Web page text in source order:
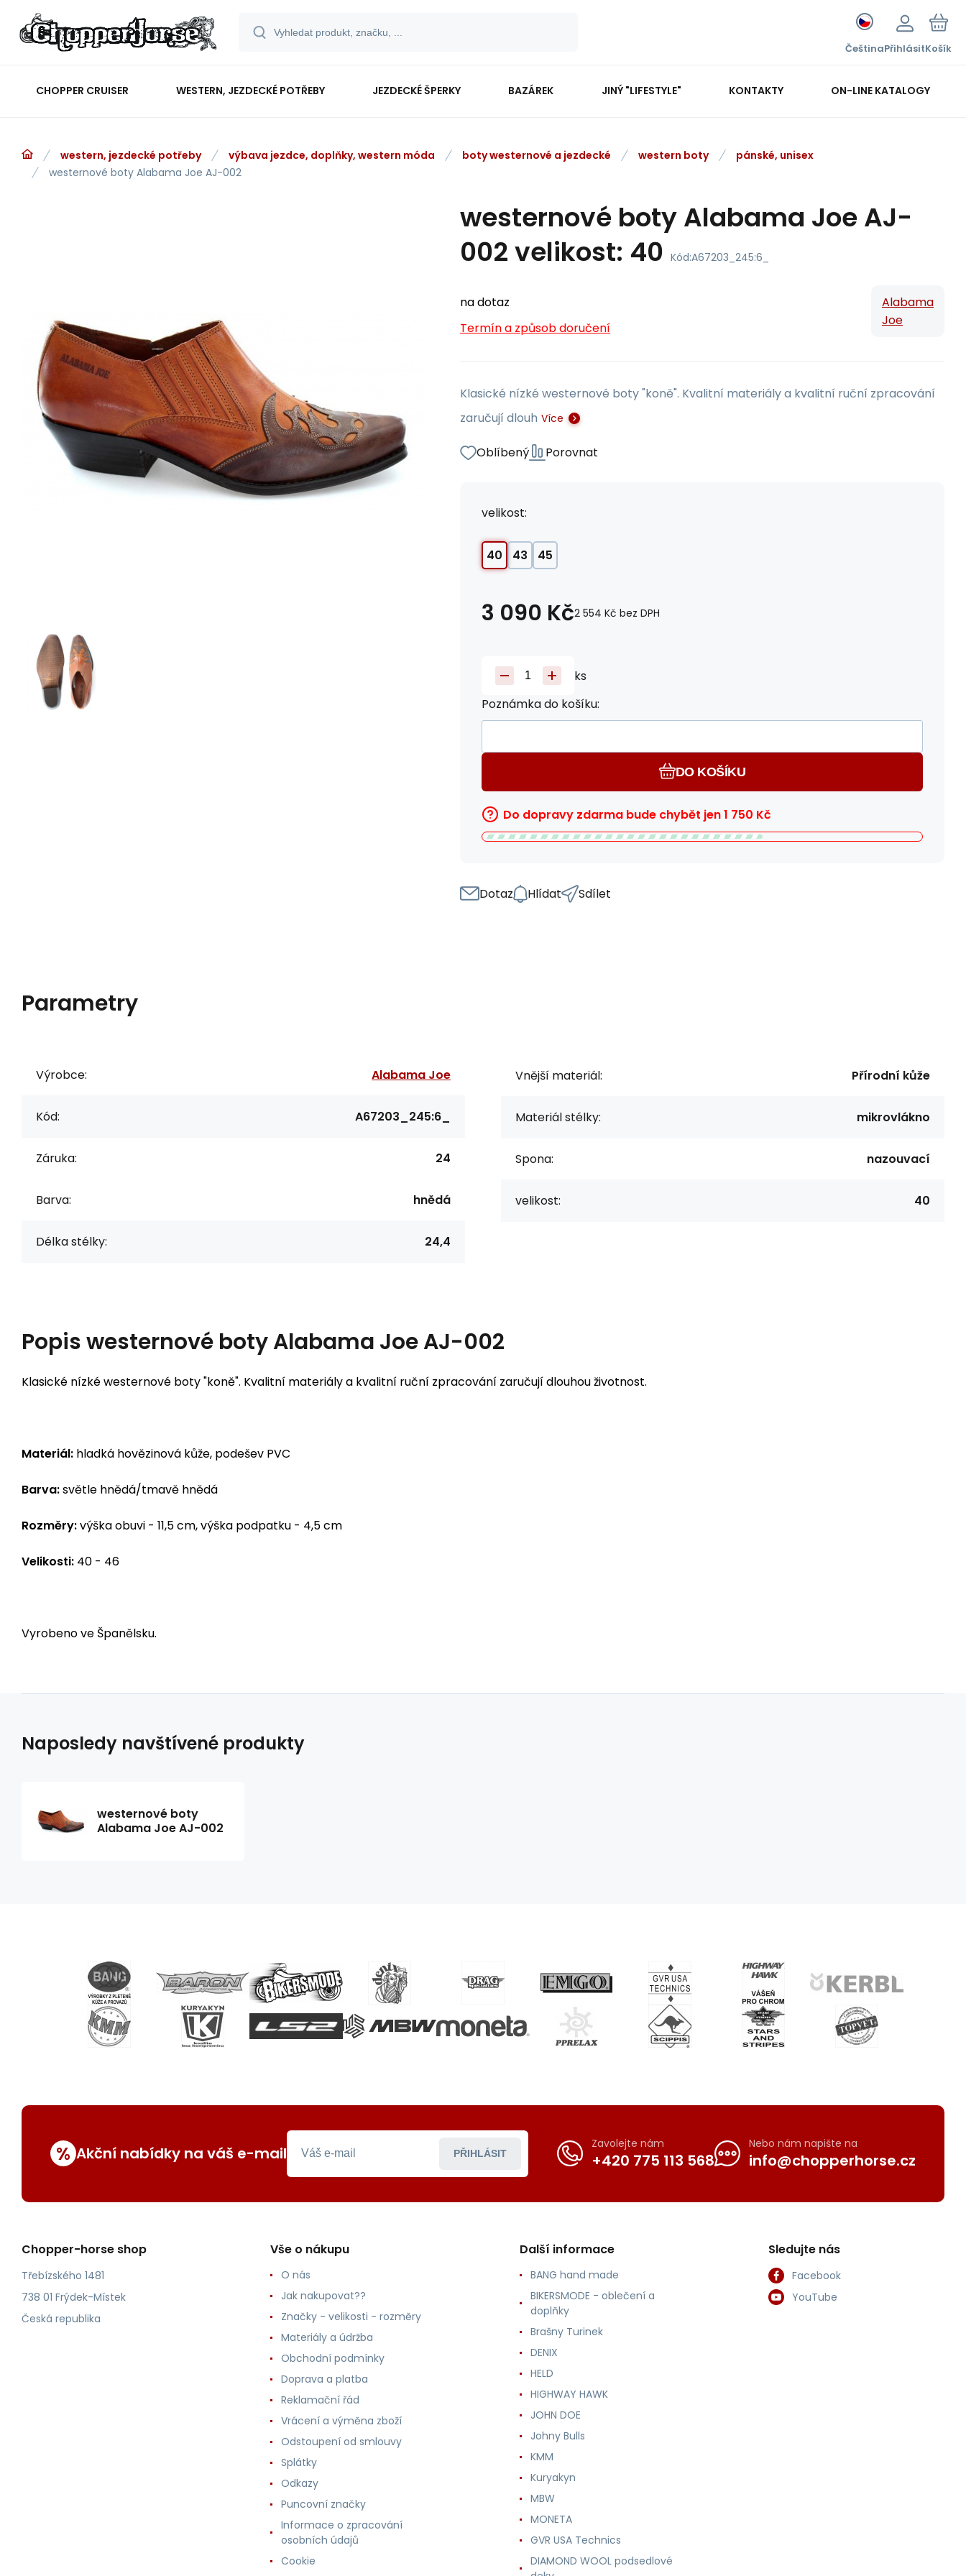
ČeštinaPřihlásitKošík
CHOPPER CRUISER WESTERN, JEZDECKÉ POTŘEBY JEZDECKÉ ŠPERKY BAZÁREK JINÝ "LIFESTYLE" KONTAKTY ON-LINE KATALOGY
western, jezdecké potřeby výbava jezdce, doplňky, western móda boty westernové a jezdecké western boty
pánské, unisex
westernové boty Alabama Joe AJ-002
westernové boty Alabama Joe AJ-
002 velikost: 40 Kód:A67203_245:6_
na dotaz
Termín a způsob doručení
Alabama
Joe
Klasické nízké westernové boty "koně". Kvalitní materiály a kvalitní ruční zpracování
zaručují dlouh Více
Oblíbený Porovnat
velikost:
40 43 45
3 090 Kč2 554 Kč bez DPH
ks
Poznámka do košíku:
DO KOŠÍKU
Do dopravy zdarma bude chybět jen1 750 Kč
Dotaz Hlídat Sdílet
Parametry
Výrobce: Alabama Joe
Kód: A67203_245:6_
Záruka: 24
Barva: hnědá
Délka stélky: 24,4
Vnější materiál: Přírodní kůže
Materiál stélky: mikrovlákno
Spona: nazouvací
velikost: 40
Popiswesternové boty Alabama Joe AJ-002
Klasické nízké westernové boty "koně". Kvalitní materiály a kvalitní ruční zpracování zaručují dlouhou životnost.
Materiál: hladká hovězinová kůže, podešev PVC
Barva:světle hnědá/tmavě hnědá
Rozměry:výška obuvi - 11,5 cm, výška podpatku - 4,5 cm
Velikosti: 40 - 46
Vyrobeno ve Španělsku.
Naposledy navštívené produkty
westernové boty
Alabama Joe AJ-002
% Akční nabídky na váš e-mail PŘIHLÁSIT
Zavolejte nám
+420 775 113 568
Nebo nám napište na
info@chopperhorse.cz
Chopper-horse shop
Třebízského 1481
738 01 Frýdek-Místek
Česká republika
Vše o nákupu
O nás
Jak nakupovat??
Značky - velikosti - rozměry
Materiály a údržba
Obchodní podmínky
Doprava a platba
Reklamační řád
Vrácení a výměna zboží
Odstoupení od smlouvy
Splátky
Odkazy
Puncovní značky
Informace o zpracování
osobních údajů
Cookie
Další informace
BANG hand made
BIKERSMODE - oblečení a
doplňky
Brašny Turinek
DENIX
HELD
HIGHWAY HAWK
JOHN DOE
Johny Bulls
KMM
Kuryakyn
MBW
MONETA
GVR USA Technics
DIAMOND WOOL podsedlové
Sledujte nás
Facebook
YouTube